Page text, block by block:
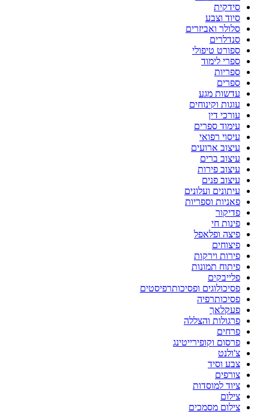
סידקית
סיוד וצבע
סלולר ואביזרים
סנדלרים
ספורט טיפולי
ספרי לימוד
ספריות
ספרים
עדשות מגע
עוגות וקינוחים
עורכי דין
עימוד ספרים
עיסוי רפואי
עיצוב ארועים
עיצוב ברים
עיצוב פירות
עיצוב פנים
עיתונים ועלונים
פאניות וספריות
פדיקור
פינות חי
פיצה ופלאפל
פיצוחים
פירות וירקות
פיתוח תמונות
פלייבקים
פסיכולוגים ופסיכותרפיסטים
פסיכותרפיה
פעקלאך
פרגולות והצללה
פרחים
פרסום וקופירייטינג
צ'ולנט
צבע וסיד
צורפים
ציוד למוסדות
צילום
צילום מסמכים